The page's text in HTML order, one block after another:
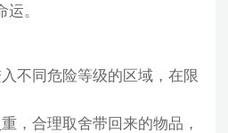
。
不同危险等级的区域，在限
，合理取舍带回来的物品，